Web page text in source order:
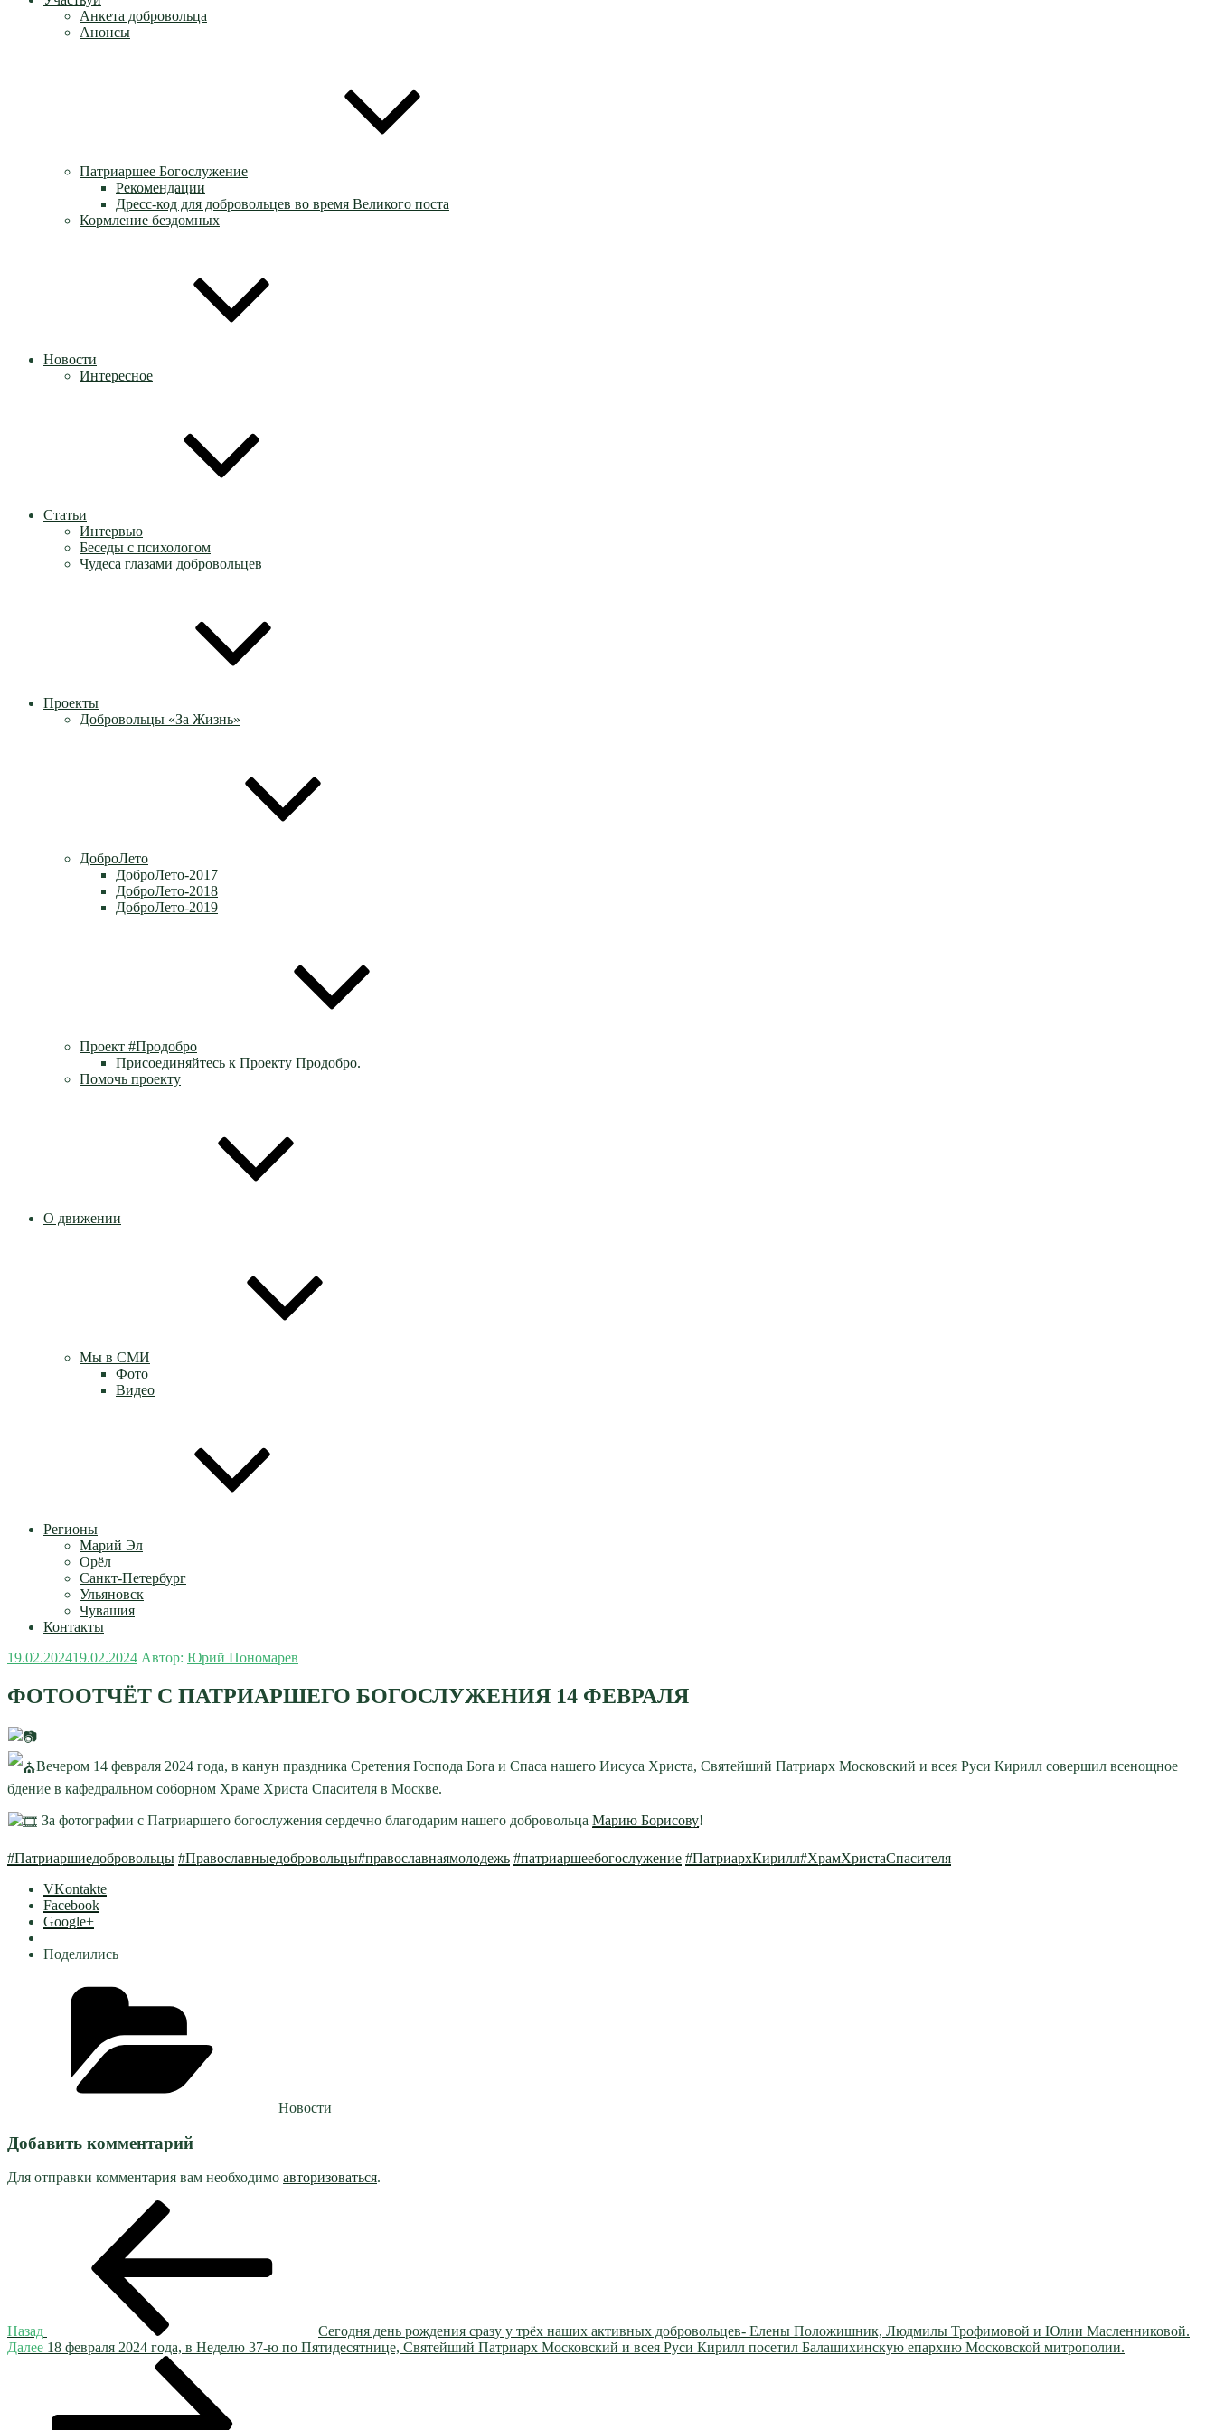
Анкета добровольца
Анонсы
Патриаршее Богослужение
Рекомендации
Дресс-код для добровольцев во время Великого поста
Кормление бездомных
Новости
Интересное
Статьи
Интервью
Беседы с психологом
Чудеса глазами добровольцев
Проекты
Добровольцы «За Жизнь»
ДоброЛето
ДоброЛето-2017
ДоброЛето-2018
ДоброЛето-2019
Проект #Продобро
Присоединяйтесь к Проекту Продобро.
Помочь проекту
О движении
Мы в СМИ
Фото
Видео
Регионы
Марий Эл
Орёл
Санкт-Петербург
Ульяновск
Чувашия
Контакты
Опубликовано
19.02.202419.02.2024 Автор: Юрий Пономарев
ФОТООТЧЁТ С ПАТРИАРШЕГО БОГОСЛУЖЕНИЯ 14 ФЕВРАЛЯ
Вечером 14 февраля 2024 года, в канун праздника Сретения Господа Бога и Спаса нашего Иисуса Христа, Святейший Патриарх Московский и всея Руси Кирилл совершил всенощное
бдение в кафедральном соборном Храме Христа Спасителя в Москве.
За фотографии с Патриаршего богослужения сердечно благодарим нашего добровольцаМарию Борисову!
#Патриаршиедобровольцы #Православныедобровольцы#православнаямолодежь #патриаршеебогослужение #ПатриархКирилл#ХрамХристаСпасителя
VKontakte
Facebook
Google+
Поделились
Новости
Добавить комментарий
Для отправки комментария вам необходимо авторизоваться.
Назад
Сегодня день рождения сразу у трёх наших активных добровольцев- Елены Положишник, Людмилы Трофимовой и Юлии Масленниковой.
Следующая
Далее 18 февраля 2024 года, в Неделю 37-ю по Пятидесятнице, Святейший Патриарх Московский и всея Руси Кирилл посетил Балашихинскую епархию Московской митрополии.